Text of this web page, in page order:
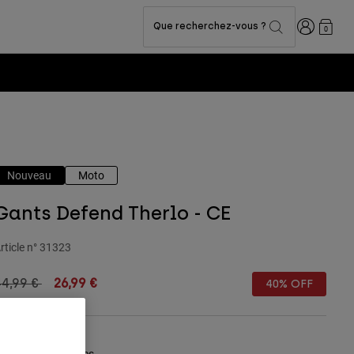
Que recherchez-vous ? Connexion
0
Nouveau Moto
Defend Therlo - CE
n° 31323
reduced from
€to26,99 € 40% OFF